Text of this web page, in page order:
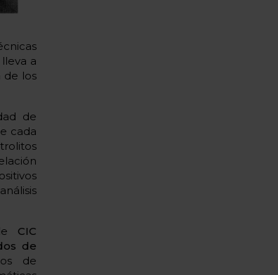
a
de los
de
cada
CIC
de
de